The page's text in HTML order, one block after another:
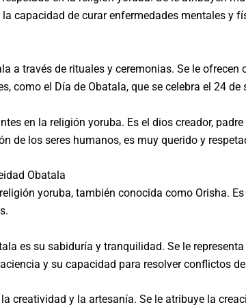
capacidad de curar enfermedades mentales y
a través de rituales y ceremonias. Se le
como el Día de Obatala, que se celebra el 24 de
en la religión yoruba. Es el dios creador,
de los seres humanos, es muy querido y
Obatala
yoruba, también conocida como Orisha.
es su sabiduría y tranquilidad. Se le
y su capacidad para resolver conflictos
creatividad y la artesanía. Se le atribuye la